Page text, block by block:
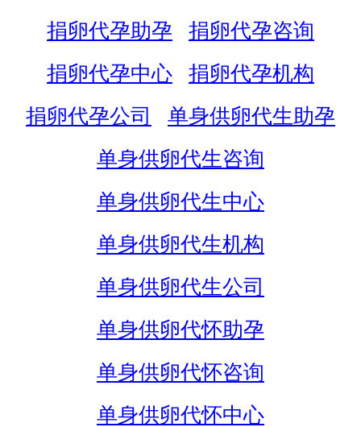
捐卵代孕助孕
捐卵代孕咨询
捐卵代孕中心
捐卵代孕机构
捐卵代孕公司
单身供卵代生助孕
单身供卵代生咨询
单身供卵代生中心
单身供卵代生机构
单身供卵代生公司
单身供卵代怀助孕
单身供卵代怀咨询
单身供卵代怀中心